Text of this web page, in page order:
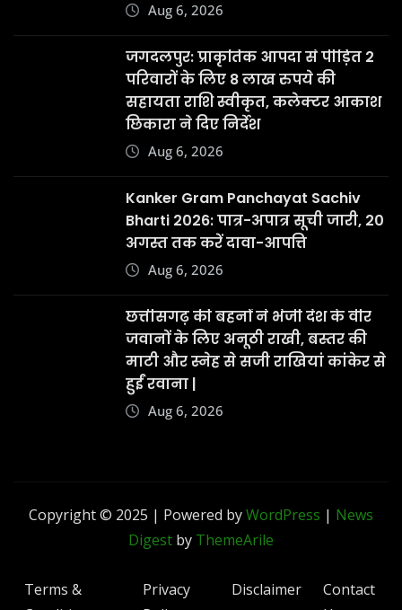
Aug 6, 2026
जगदलपुर: प्राकृतिक आपदा से पीड़ित 2
परिवारों के लिए 8 लाख रुपये की
सहायता राशि स्वीकृत, कलेक्टर आकाश
छिकारा ने दिए निर्देश
Aug 6, 2026
Kanker Gram Panchayat Sachiv
Bharti 2026: पात्र-अपात्र सूची जारी, 20
अगस्त तक करें दावा-आपत्ति
Aug 6, 2026
छत्तीसगढ़ की बहनों ने भेजी देश के वीर
जवानों के लिए अनूठी राखी, बस्तर की
माटी और स्नेह से सजी राखियां कांकेर से
हुईं रवाना |
Aug 6, 2026
Copyright © 2025 | Powered byWordPress | News
Digest by ThemeArile
Terms &
Privacy
Disclaimer
Contact